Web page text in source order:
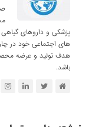
پزشکی و داروهای
های اجتماعی خود در
هدف تولید و عرضه
باشد.